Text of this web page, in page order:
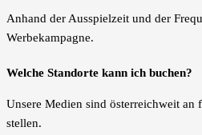
Anhand der Ausspielzeit und der
Werbekampagne.
Welche Standorte kann ich buchen?
Unsere Medien sind österreichweit
stellen.